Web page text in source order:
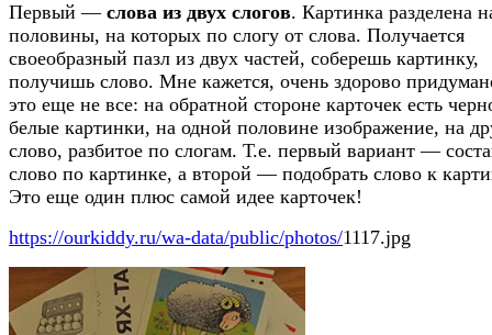
Первый — слова из двух слогов. Картинка разделена
половины, на которых по слогу от слова. Получается
своеобразный пазл из двух частей, соберешь картинку,
получишь слово. Мне кажется, очень здорово
это еще не все: на обратной стороне карточек есть
белые картинки, на одной половине изображение, на
слово, разбитое по слогам. Т.е. первый вариант —
слово по картинке, а второй — подобрать слово к
Это еще один плюс самой идее карточек!
https://ourkiddy.ru/wa-data/public/photos/1117.jpg